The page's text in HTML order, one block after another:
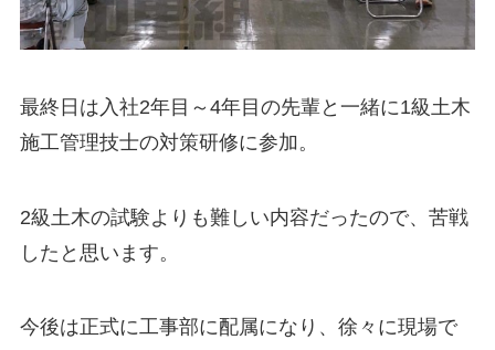
最終日は入社2年目～4年目の先輩と一緒に1級土木
施工管理技士の対策研修に参加。
2級土木の試験よりも難しい内容だったので、苦戦
したと思います。
今後は正式に工事部に配属になり、徐々に現場で